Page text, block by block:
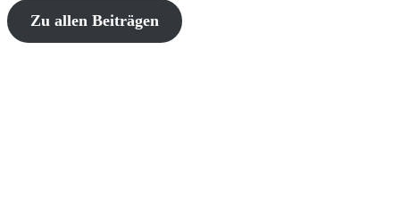
Zu allen Beiträgen